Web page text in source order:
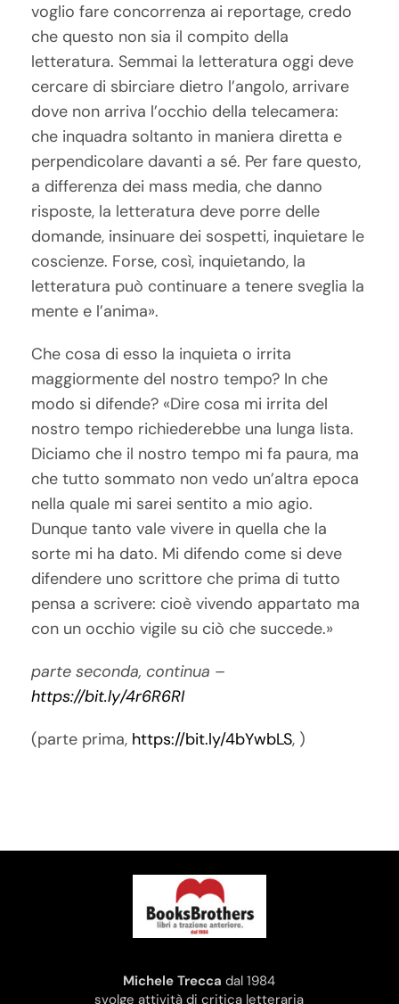
voglio fare concorrenza ai reportage, credo
che questo non sia il compito della
letteratura. Semmai la letteratura oggi deve
cercare di sbirciare dietro l’angolo, arrivare
dove non arriva l’occhio della telecamera:
che inquadra soltanto in maniera diretta e
perpendicolare davanti a sé. Per fare questo,
a differenza dei mass media, che danno
risposte, la letteratura deve porre delle
domande, insinuare dei sospetti, inquietare le
coscienze. Forse, così, inquietando, la
letteratura può continuare a tenere sveglia la
mente e l’anima».
Che cosa di esso la inquieta o irrita
maggiormente del nostro tempo? In che
modo si difende? «Dire cosa mi irrita del
nostro tempo richiederebbe una lunga lista.
Diciamo che il nostro tempo mi fa paura, ma
che tutto sommato non vedo un’altra epoca
nella quale mi sarei sentito a mio agio.
Dunque tanto vale vivere in quella che la
sorte mi ha dato. Mi difendo come si deve
difendere uno scrittore che prima di tutto
pensa a scrivere: cioè vivendo appartato ma
con un occhio vigile su ciò che succede.»
parte seconda, continua –
https://bit.ly/4r6R6RI
(parte prima, https://bit.ly/4bYwbLS, )
Michele Trecca dal 1984
svolge attività di critica letteraria